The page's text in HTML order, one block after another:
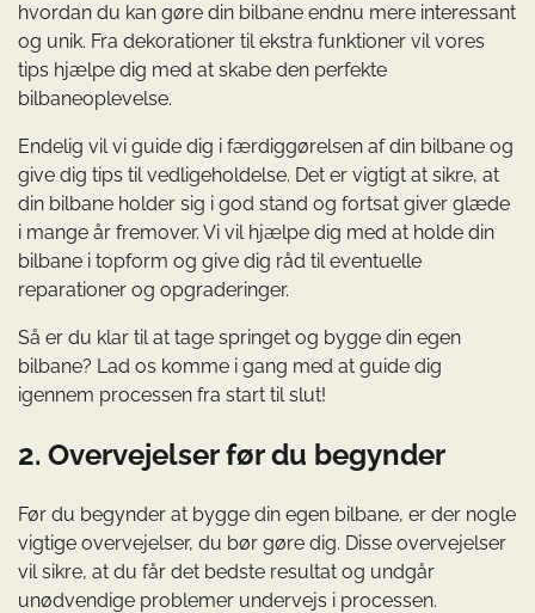
hvordan du kan gøre din bilbane endnu mere interessant
og unik. Fra dekorationer til ekstra funktioner vil vores
tips hjælpe dig med at skabe den perfekte
bilbaneoplevelse.
Endelig vil vi guide dig i færdiggørelsen af din bilbane og
give dig tips til vedligeholdelse. Det er vigtigt at sikre, at
din bilbane holder sig i god stand og fortsat giver glæde
i mange år fremover. Vi vil hjælpe dig med at holde din
bilbane i topform og give dig råd til eventuelle
reparationer og opgraderinger.
Så er du klar til at tage springet og bygge din egen
bilbane? Lad os komme i gang med at guide dig
igennem processen fra start til slut!
2. Overvejelser før du begynder
Før du begynder at bygge din egen bilbane, er der nogle
vigtige overvejelser, du bør gøre dig. Disse overvejelser
vil sikre, at du får det bedste resultat og undgår
unødvendige problemer undervejs i processen.